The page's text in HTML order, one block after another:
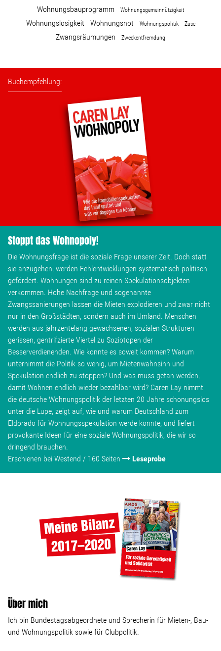
Wohnungsbauprogramm Wohnungsgemeinnützigkeit
Wohnungslosigkeit Wohnungsnot Wohnungspolitik Zuse
Zwangsräumungen Zweckentfremdung
Buchempfehlung:
Stoppt das Wohnopoly!
Die Wohnungsfrage ist die soziale Frage unserer Zeit. Doch statt
sie anzugehen, werden Fehlentwicklungen systematisch politisch
gefördert. Wohnungen sind zu reinen Spekulationsobjekten
verkommen. Hohe Nachfrage und sogenannte
Zwangssanierungen lassen die Mieten explodieren und zwar nicht
nur in den Großstädten, sondern auch im Umland. Menschen
werden aus jahrzentelang gewachsenen, sozialen Strukturen
gerissen, gentrifzierte Viertel zu Soziotopen der
Besserverdienenden. Wie konnte es soweit kommen? Warum
unternimmt die Politik so wenig, um Mietenwahnsinn und
Spekulation endlich zu stoppen? Und was muss getan werden,
damit Wohnen endlich wieder bezahlbar wird? Caren Lay nimmt
die deutsche Wohnungspolitik der letzten 20 Jahre schonungslos
unter die Lupe, zeigt auf, wie und warum Deutschland zum
Eldorado für Wohnungsspekulation werde konnte, und liefert
provokante Ideen für eine soziale Wohnungspolitik, die wir so
dringend brauchen.
Erschienen bei Westend / 160 Seiten
Leseprobe
Über mich
Ich bin Bundestagsabgeordnete und Sprecherin für Mieten-, Bau-
und Wohnungspolitik sowie für Clubpolitik.